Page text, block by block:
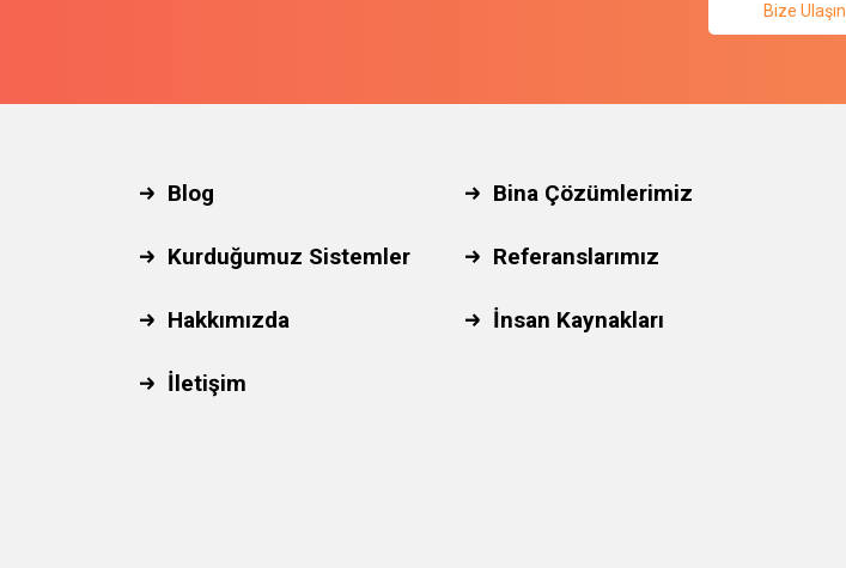
Bize Ulaşın
Blog Bina Çözümlerimiz
Kurduğumuz Sistemler Referanslarımız
Hakkımızda İnsan Kaynakları
İletişim